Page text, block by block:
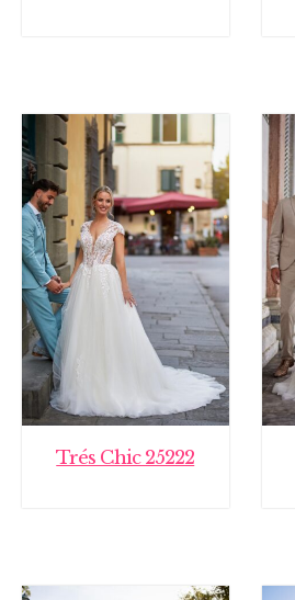
Trés Chic 25222